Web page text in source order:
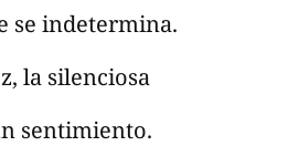
se indetermina.
la silenciosa
sentimiento.